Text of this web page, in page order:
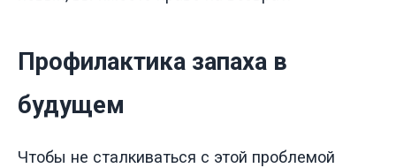
Профилактика запаха в
будущем
Чтобы не сталкиваться с этой проблемой